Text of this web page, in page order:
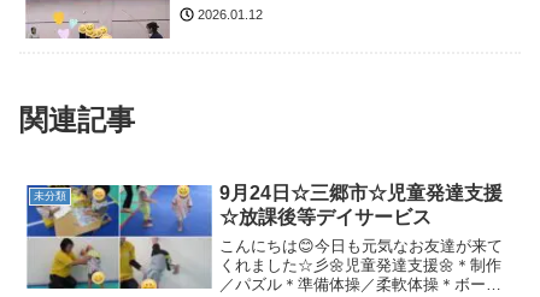
2026.01.12
関連記事
未分類
9月24日☆三郷市☆児童発達支援
☆放課後等デイサービス
こんにちは😊今日も元気なお友達が来て
くれました☆彡🌼児童発達支援🌼＊制作
／パズル＊準備体操／柔軟体操＊ボール